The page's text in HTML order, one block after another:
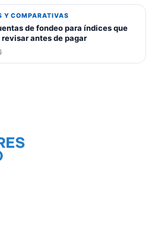
Y COMPARATIVAS
de fondeo para índices que
antes de pagar